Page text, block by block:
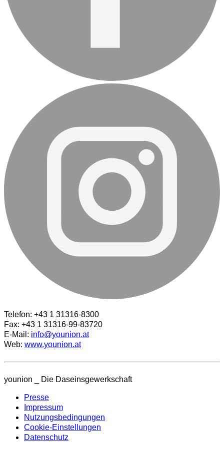
Telefon: +43 1 31316-8300
Fax: +43 1 31316-99-83720
E-Mail: info@younion.at
Web: www.younion.at
younion _ Die Daseinsgewerkschaft
Presse
Impressum
Nutzungsbedingungen
Cookie-Einstellungen
Datenschutz